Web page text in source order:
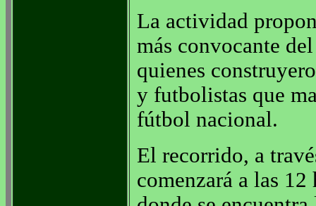
La actividad
más convocante
quienes
y futbolistas que
fútbol nacional.
El recorrido, a
comenzará a las